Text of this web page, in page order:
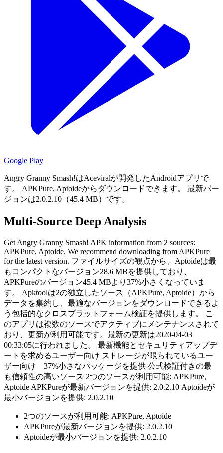
Google Play
Angry Granny Smash!はAceviralが開発したAndroidアプリで
す。
APKPure, Aptoideからダウンロードできます。
最新バー
ジョンは2.0.2.10（45.4 MB）です。
Multi-Source Deep Analysis
Get Angry Granny Smash! APK information from 2 sources:
APKPure, Aptoide. We recommend downloading from APKPure
for the latest version. ファイルサイズの観点から、Aptoideは最
もコンパクトなバージョン28.6 MBを提供しており、
APKPureのバージョン45.4 MBより37%小さくなっていま
す。 Apktoolは2の独立したソース（APKPure, Aptoide）から
データを集約し、最適なバージョンをダウンロードできるよ
う包括的なクロスプラットフォーム検証を提供します。 こ
のアプリは複数のソースでアクティブにメンテナンスされて
おり、更新が利用可能です。最新の更新は2020-04-03
00:33:05に行われました。 最新機能とセキュリティアップデ
ートを求めるユーザー向け ストレージが限られているユー
ザー向け—37%小さなパッケージを提供 公式検証付きの最
も信頼性の高いソース 2つのソースが利用可能: APKPure,
Aptoide APKPureが最新バージョンを提供: 2.0.2.10 Aptoideが
最小バージョンを提供: 2.0.2.10
2つのソースが利用可能: APKPure, Aptoide
APKPureが最新バージョンを提供: 2.0.2.10
Aptoideが最小バージョンを提供: 2.0.2.10